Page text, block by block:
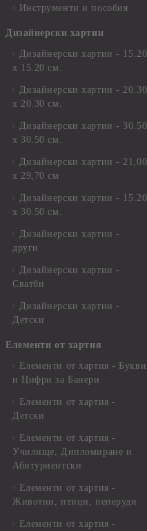
Инструменти и пособия
Дизайнерски хартии
Дизайнерски хартии - 15.20
х 15.20 см.
Дизайнерски хартии - 20.30
х 20.30 см.
Дизайнерски хартии - 30.50
х 30.50 см.
Дизайнерски хартии - 21,00
х 29,70 см
Дизайнерски хартии - 15.20
x 30.50 см.
Дизайнерски хартии -
други
Дизайнерски хартии -
Сватби
Дизайнерски хартии -
Детски
Елементи от хартия
Елементи от хартия - Букви
и Цифри за Банери
Елементи от хартия -
Детски
Елементи от хартия -
Училище, Дипломиране и
Абитуриентски
Елементи от хартия -
Животни, птици, пеперуди
Елементи от хартия -